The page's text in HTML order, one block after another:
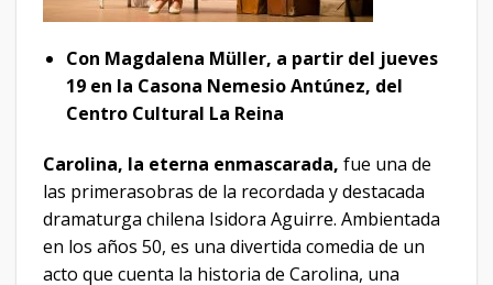
Con Magdalena Müller, a partir del jueves
19 en la Casona Nemesio Antúnez, del
Centro Cultural La Reina
Carolina, la eterna enmascarada, fue una de
las primerasobras de la recordada y destacada
dramaturga chilena Isidora Aguirre. Ambientada
en los años 50, es una divertida comedia de un
acto que cuenta la historia de Carolina, una